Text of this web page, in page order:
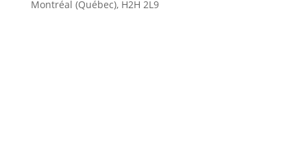
Montréal (Québec), H2H 2L9